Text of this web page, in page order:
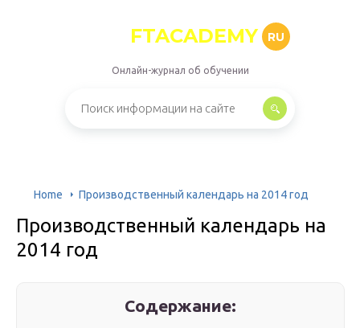
FTACADEMY RU
Онлайн-журнал об обучении
Home Производственный календарь на 2014 год
Производственный календарь на
2014 год
Содержание: